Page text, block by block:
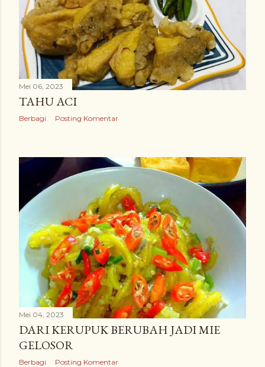
Mei 06, 2023
TAHU ACI
Berbagi Posting Komentar
Mei 04, 2023
DARI KERUPUK BERUBAH JADI MIE
GELOSOR
Berbagi Posting Komentar